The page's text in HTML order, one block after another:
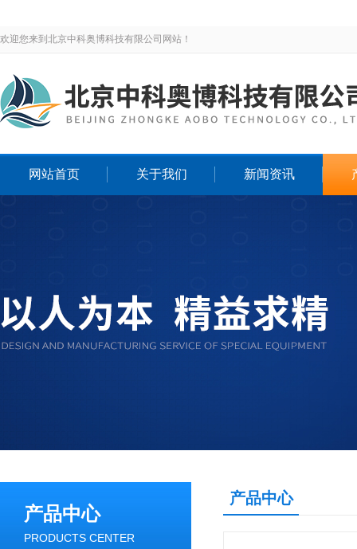
欢迎您来到北京中科奥博科技有限公司网站！
网站首页 关于我们 新闻资讯
产品中心
PRODUCTS CENTER
产品中心